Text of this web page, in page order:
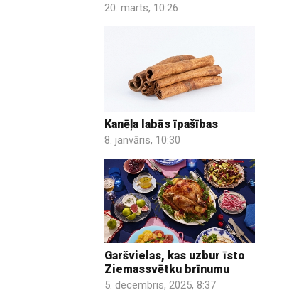
20. marts, 10:26
Kanēļa labās īpašības
8. janvāris, 10:30
Garšvielas, kas uzbur īsto
Ziemassvētku brīnumu
5. decembris, 2025, 8:37